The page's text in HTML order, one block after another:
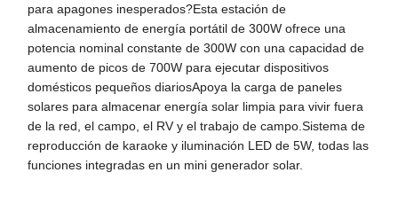
para apagones inesperados?Esta estación de
almacenamiento de energía portátil de 300W ofrece una
potencia nominal constante de 300W con una capacidad de
aumento de picos de 700W para ejecutar dispositivos
domésticos pequeños diariosApoya la carga de paneles
solares para almacenar energía solar limpia para vivir fuera
de la red, el campo, el RV y el trabajo de campo.Sistema de
reproducción de karaoke y iluminación LED de 5W, todas las
funciones integradas en un mini generador solar.